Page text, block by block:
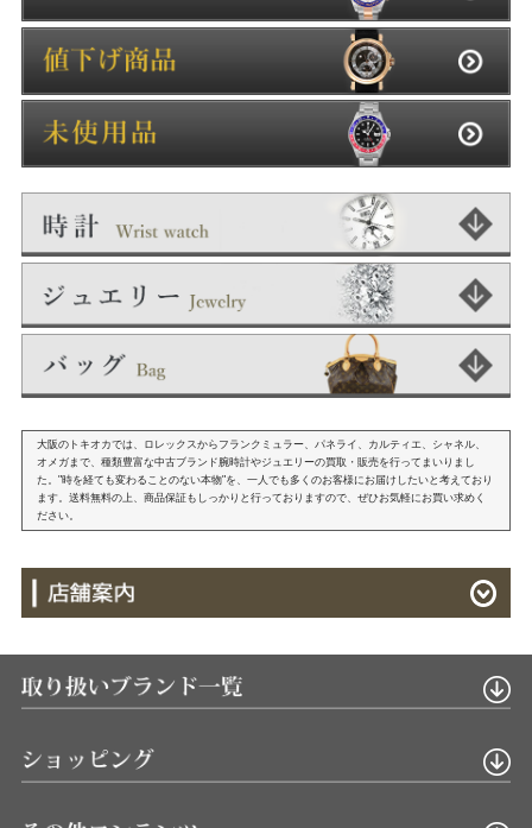
大阪のトキオカでは、ロレックスからフランクミュラー、パネライ、カルティエ、シャネル、
オメガまで、種類豊富な中古ブランド腕時計やジュエリーの買取・販売を行ってまいりまし
た。"時を経ても変わることのない本物"を、一人でも多くのお客様にお届けしたいと考えており
ます。送料無料の上、商品保証もしっかりと行っておりますので、ぜひお気軽にお買い求めく
ださい。